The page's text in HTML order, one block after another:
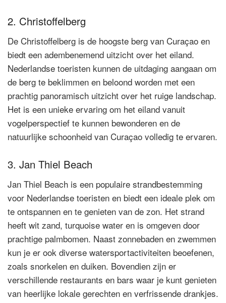
2. Christoffelberg
De Christoffelberg is de hoogste berg van Curaçao en
biedt een adembenemend uitzicht over het eiland.
Nederlandse toeristen kunnen de uitdaging aangaan om
de berg te beklimmen en beloond worden met een
prachtig panoramisch uitzicht over het ruige landschap.
Het is een unieke ervaring om het eiland vanuit
vogelperspectief te kunnen bewonderen en de
natuurlijke schoonheid van Curaçao volledig te ervaren.
3. Jan Thiel Beach
Jan Thiel Beach is een populaire strandbestemming
voor Nederlandse toeristen en biedt een ideale plek om
te ontspannen en te genieten van de zon. Het strand
heeft wit zand, turquoise water en is omgeven door
prachtige palmbomen. Naast zonnebaden en zwemmen
kun je er ook diverse watersportactiviteiten beoefenen,
zoals snorkelen en duiken. Bovendien zijn er
verschillende restaurants en bars waar je kunt genieten
van heerlijke lokale gerechten en verfrissende drankjes.